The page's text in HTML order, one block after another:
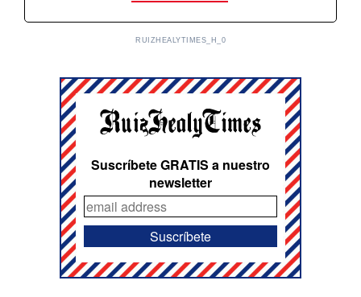
RUIZHEALYTIMES_H_0
Suscríbete GRATIS a nuestro
newsletter